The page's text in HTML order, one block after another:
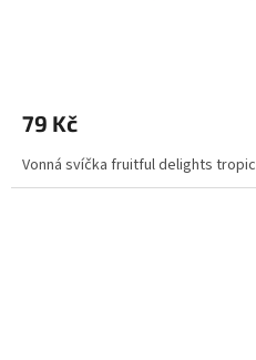
79 Kč
Vonná svíčka fruitful delights